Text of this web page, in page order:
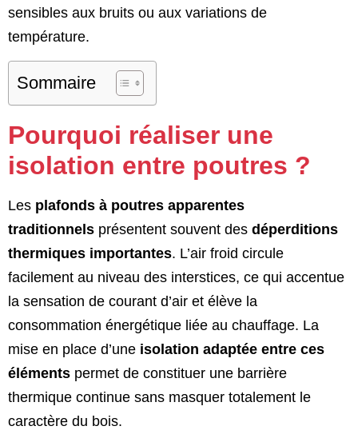
sensibles aux bruits ou aux variations de
température.
Sommaire
Pourquoi réaliser une
isolation entre poutres ?
Les plafonds à poutres apparentes
traditionnels présentent souvent des déperditions
thermiques importantes. L’air froid circule
facilement au niveau des interstices, ce qui accentue
la sensation de courant d’air et élève la
consommation énergétique liée au chauffage. La
mise en place d’une isolation adaptée entre ces
éléments permet de constituer une barrière
thermique continue sans masquer totalement le
caractère du bois.